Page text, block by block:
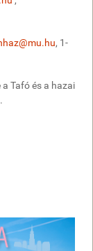
, 1-
a Tafó és a hazai